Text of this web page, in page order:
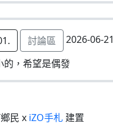
討論區
2026-06-21
的，希望是偶發
民 x iZO手札建置